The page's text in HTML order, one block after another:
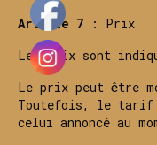
Article 7 : Prix
Les prix sont
Le prix peut être
Toutefois, le tarif
celui annoncé au